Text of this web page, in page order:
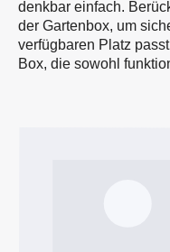
denkbar einfach.
der Gartenbox, um
verfügbaren Platz
Box, die sowohl